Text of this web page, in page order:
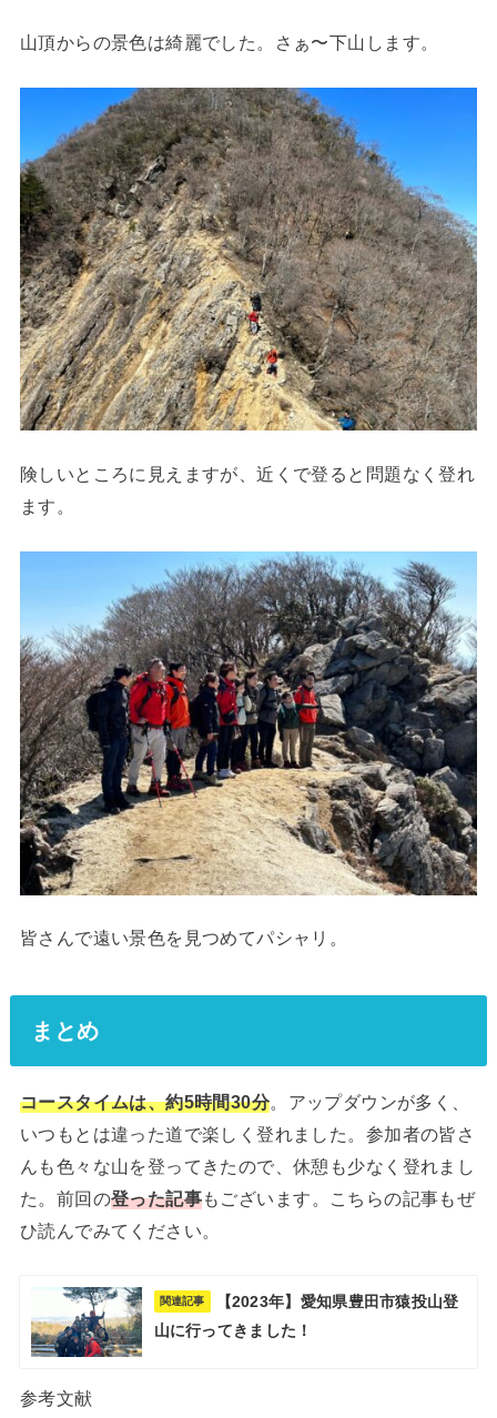
山頂からの景色は綺麗でした。さぁ〜下山します。
険しいところに見えますが、近くで登ると問題なく登れ
ます。
皆さんで遠い景色を見つめてパシャリ。
まとめ
コースタイムは、約5時間30分。アップダウンが多く、
いつもとは違った道で楽しく登れました。参加者の皆さ
んも色々な山を登ってきたので、休憩も少なく登れまし
た。前回の登った記事もございます。こちらの記事もぜ
ひ読んでみてください。
関連記事
【2023年】愛知県豊田市猿投山登
山に行ってきました！
参考文献